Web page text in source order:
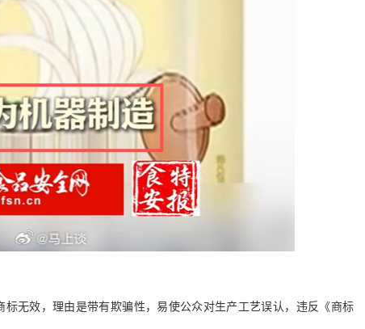
标无效，理由是带有欺骗性，易使公众对生产工艺误认，违反《商标